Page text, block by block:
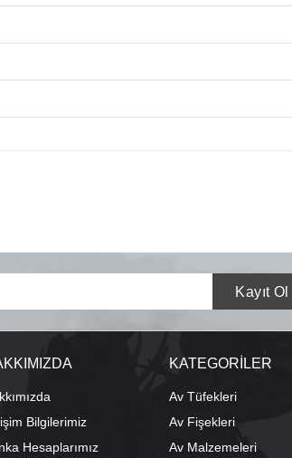
Bilgilerimiz
Hesaplarımız
KATEGORİLER
Av Tüfekleri
Av Fişekleri
Av Malzemeleri